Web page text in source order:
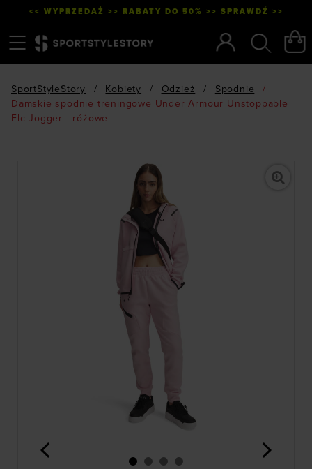
<< WYPRZEDAŻ >> RABATY DO 50% >> SPRAWDŹ >>
SportStyleStory / Kobiety / Odzież / Spodnie
/
Damskie spodnie treningowe Under Armour Unstoppable
Flc Jogger - różowe
<